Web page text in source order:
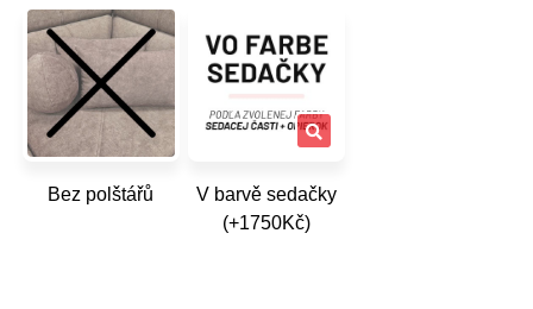
Bez polštářů
V barvě sedačky
(+1750Kč)